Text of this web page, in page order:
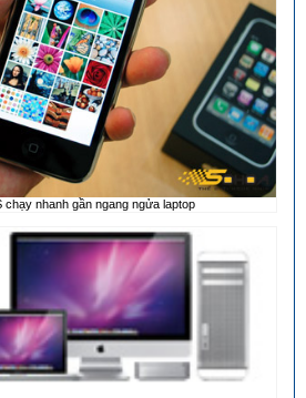
chạy nhanh gần ngang ngửa laptop